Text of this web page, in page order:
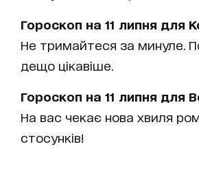
Гороскоп на 11 липня для
Не тримайтеся за минуле.
дещо цікавіше.
Гороскоп на 11 липня для
На вас чекає нова хвиля
стосунків!